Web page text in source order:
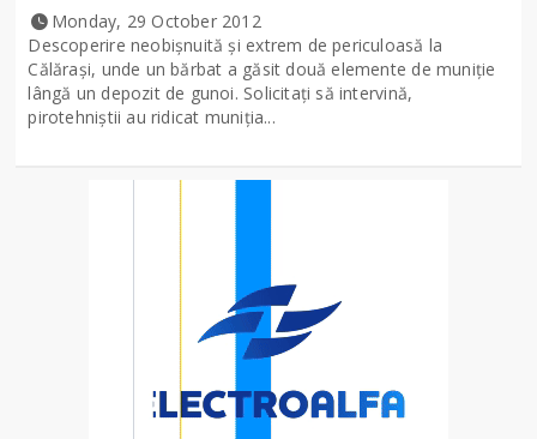
Monday, 29 October 2012
Descoperire neobişnuită şi extrem de periculoasă la
Călăraşi, unde un bărbat a găsit două elemente de muniţie
lângă un depozit de gunoi. Solicitaţi să intervină,
pirotehniştii au ridicat muniţia...